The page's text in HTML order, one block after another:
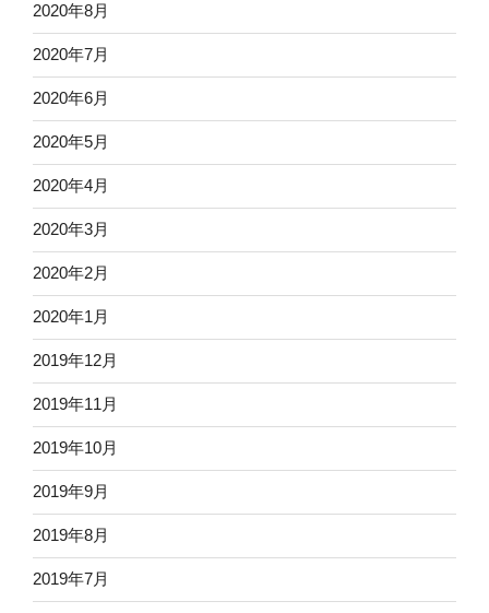
2020年8月
2020年7月
2020年6月
2020年5月
2020年4月
2020年3月
2020年2月
2020年1月
2019年12月
2019年11月
2019年10月
2019年9月
2019年8月
2019年7月